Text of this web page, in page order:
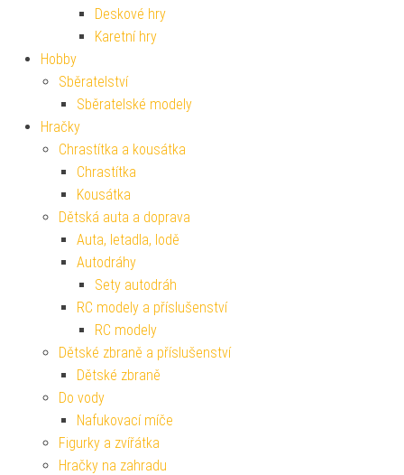
Deskové hry
Karetní hry
Hobby
Sběratelství
Sběratelské modely
Hračky
Chrastítka a kousátka
Chrastítka
Kousátka
Dětská auta a doprava
Auta, letadla, lodě
Autodráhy
Sety autodráh
RC modely a příslušenství
RC modely
Dětské zbraně a příslušenství
Dětské zbraně
Do vody
Nafukovací míče
Figurky a zvířátka
Hračky na zahradu